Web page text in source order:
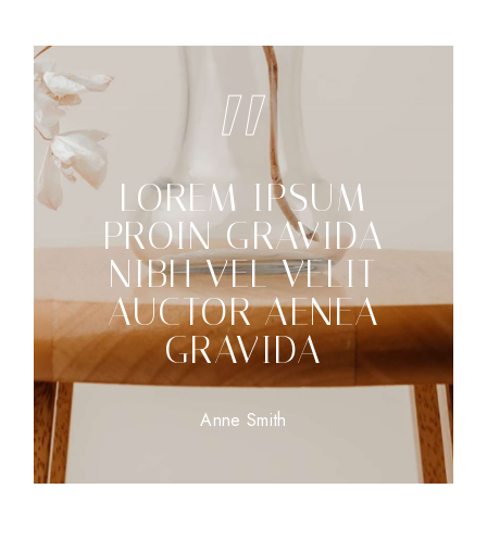
LOREM IPSUM
PROIN GRAVIDA
NIBH VEL VELIT
AUCTOR AENEA
GRAVIDA
Anne Smith